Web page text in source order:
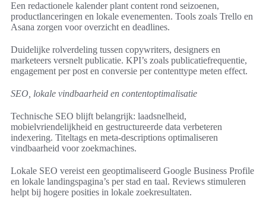
Een redactionele kalender plant content rond seizoenen,
productlanceringen en lokale evenementen. Tools zoals Trello en
Asana zorgen voor overzicht en deadlines.
Duidelijke rolverdeling tussen copywriters, designers en
marketeers versnelt publicatie. KPI’s zoals publicatiefrequentie,
engagement per post en conversie per contenttype meten effect.
SEO, lokale vindbaarheid en contentoptimalisatie
Technische SEO blijft belangrijk: laadsnelheid,
mobielvriendelijkheid en gestructureerde data verbeteren
indexering. Titeltags en meta‑descriptions optimaliseren
vindbaarheid voor zoekmachines.
Lokale SEO vereist een geoptimaliseerd Google Business Profile
en lokale landingspagina’s per stad en taal. Reviews stimuleren
helpt bij hogere posities in lokale zoekresultaten.